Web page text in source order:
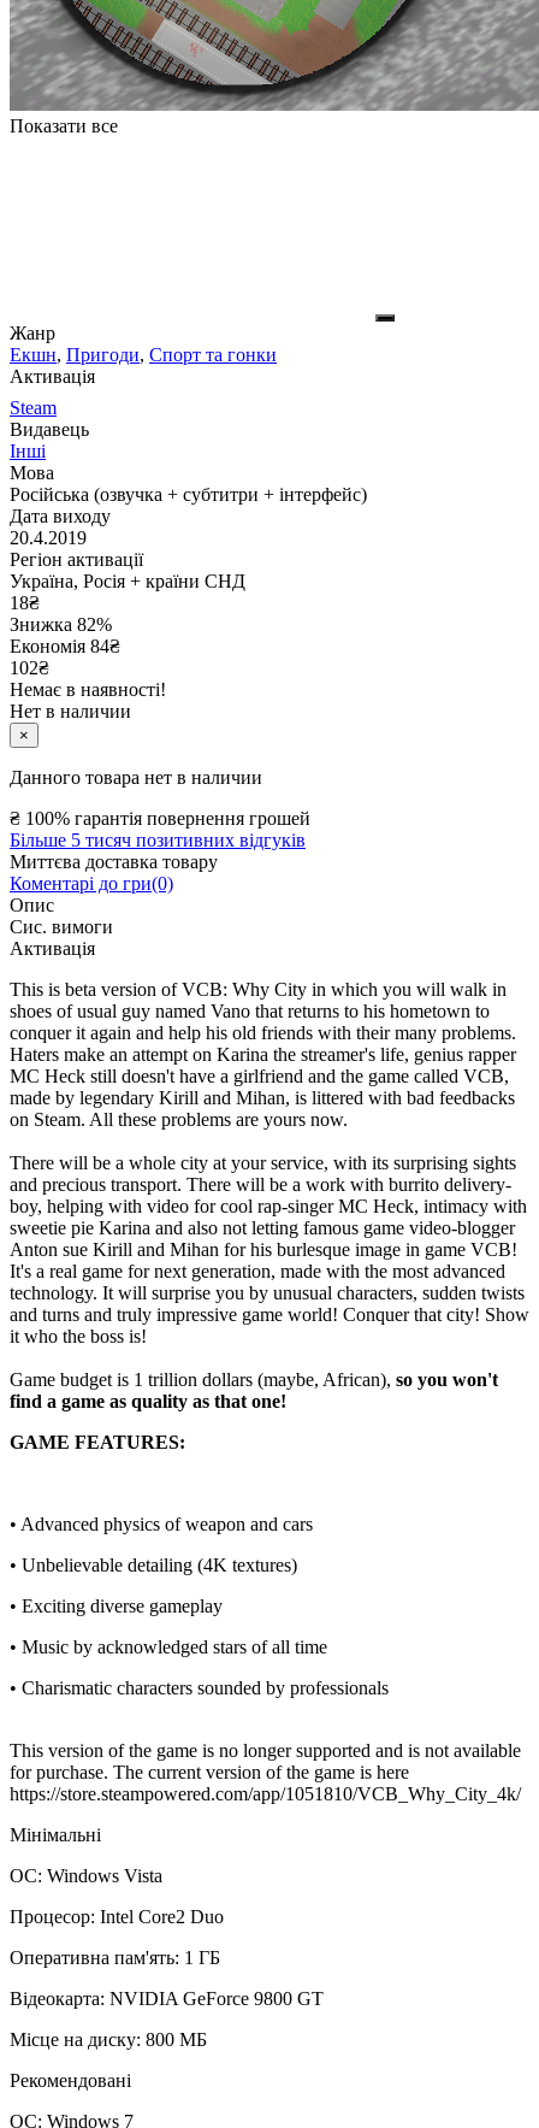
Показати все
Жанр
Екшн, Пригоди, Спорт та гонки
Активація
Steam
Видавець
Інші
Мова
Російська (озвучка + субтитри + інтерфейс)
Дата виходу
20.4.2019
Регіон активації
Україна, Росія + країни СНД
18₴
Знижка 82%
Економія 84₴
102₴
Немає в наявності!
Нет в наличии
×
Данного товара нет в наличии
₴ 100% гарантія повернення грошей
Більше 5 тисяч позитивних відгуків
Миттєва доставка товару
Коментарі до гри(0)
Опис
Сис. вимоги
Активація
This is beta version of VCB: Why City in which you will walk in
shoes of usual guy named Vano that returns to his hometown to
conquer it again and help his old friends with their many problems.
Haters make an attempt on Karina the streamer's life, genius rapper
MC Heck still doesn't have a girlfriend and the game called VCB,
made by legendary Kirill and Mihan, is littered with bad feedbacks
on Steam. All these problems are yours now.
There will be a whole city at your service, with its surprising sights
and precious transport. There will be a work with burrito delivery-
boy, helping with video for cool rap-singer MC Heck, intimacy with
sweetie pie Karina and also not letting famous game video-blogger
Anton sue Kirill and Mihan for his burlesque image in game VCB!
It's a real game for next generation, made with the most advanced
technology. It will surprise you by unusual characters, sudden twists
and turns and truly impressive game world! Conquer that city! Show
it who the boss is!
Game budget is 1 trillion dollars (maybe, African), so you won't
find a game as quality as that one!
GAME FEATURES:
• Advanced physics of weapon and cars
• Unbelievable detailing (4K textures)
• Exciting diverse gameplay
• Music by acknowledged stars of all time
• Charismatic characters sounded by professionals
This version of the game is no longer supported and is not available
for purchase. The current version of the game is here
https://store.steampowered.com/app/1051810/VCB_Why_City_4k/
Мінімальні
ОС: Windows Vista
Процесор: Intel Core2 Duo
Оперативна пам'ять: 1 ГБ
Відеокарта: NVIDIA GeForce 9800 GT
Місце на диску: 800 МБ
Рекомендовані
ОС: Windows 7